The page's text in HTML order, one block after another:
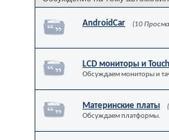
AndroidCar (10
LCD мониторы и
Обсуждаем мониторы и
Материнские платы
Обсуждаем платформы.